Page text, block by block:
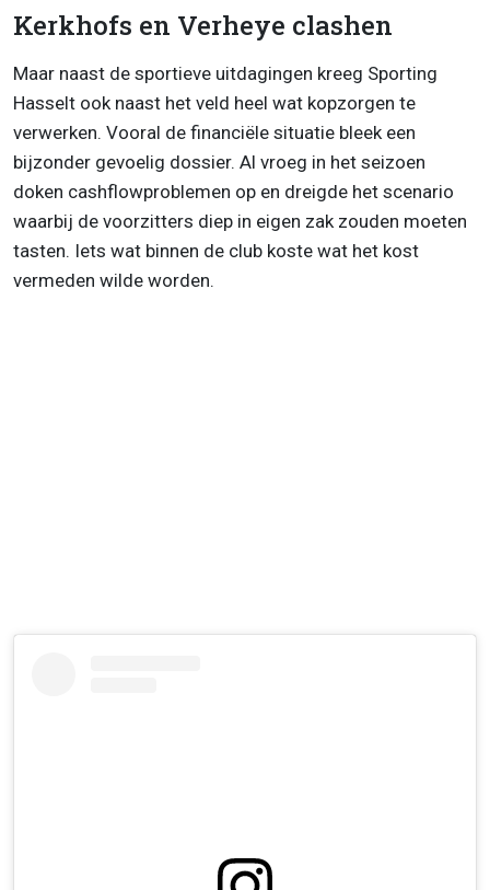
Kerkhofs en Verheye clashen
Maar naast de sportieve uitdagingen kreeg Sporting
Hasselt ook naast het veld heel wat kopzorgen te
verwerken. Vooral de financiële situatie bleek een
bijzonder gevoelig dossier. Al vroeg in het seizoen
doken cashflowproblemen op en dreigde het scenario
waarbij de voorzitters diep in eigen zak zouden moeten
tasten. Iets wat binnen de club koste wat het kost
vermeden wilde worden.